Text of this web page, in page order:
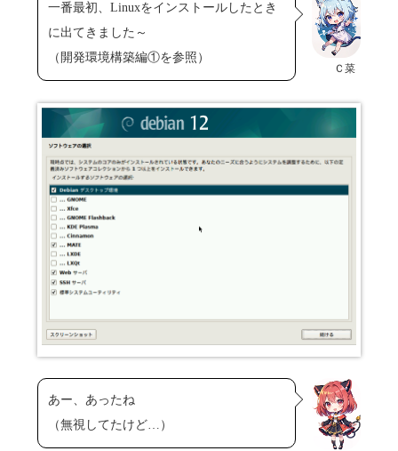
Ｃ菜
一番最初、Linuxをインストールしたとき
に出てきました～
（開発環境構築編①を参照）
あー、あったね
（無視してたけど…）